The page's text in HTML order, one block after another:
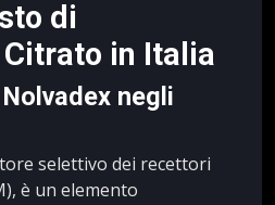
di
in Italia
negli
selettivo dei recettori
è un elemento